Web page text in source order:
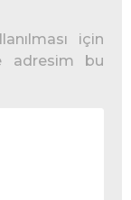
için
adresim bu